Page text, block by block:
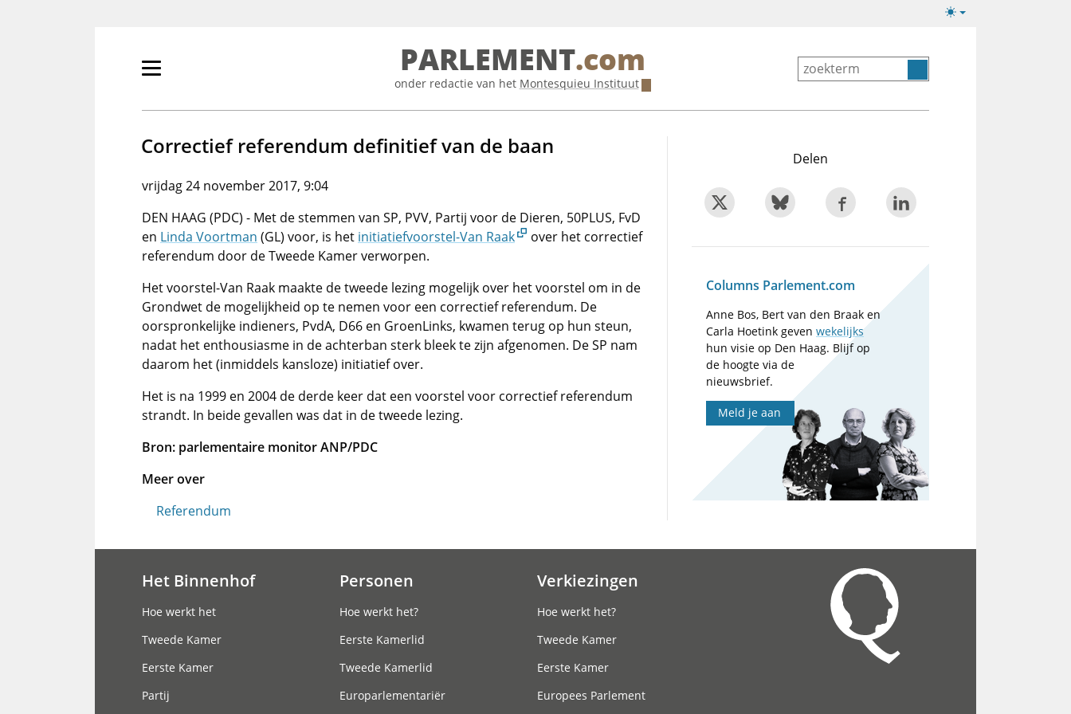
Lichte/donkere
Primair
tonen/verbergen
PARLEMENT.com
onder redactie van het Montesquieu Instituut
Correctief referendum definitief van de baan
vrijdag 24 november 2017, 9:04
DEN HAAG (PDC) - Met de stemmen van SP, PVV, Partij voor de Dieren, 50PLUS, FvD
en Linda Voortman (GL) voor, is het initiatiefvoorstel-Van Raak
over het correctief
referendum door de Tweede Kamer verworpen.
Het voorstel-Van Raak maakte de tweede lezing mogelijk over het voorstel om in de
Grondwet de mogelijkheid op te nemen voor een correctief referendum. De
oorspronkelijke indieners, PvdA, D66 en GroenLinks, kwamen terug op hun steun,
nadat het enthousiasme in de achterban sterk bleek te zijn afgenomen. De SP nam
daarom het (inmiddels kansloze) initiatief over.
Het is na 1999 en 2004 de derde keer dat een voorstel voor correctief referendum
strandt. In beide gevallen was dat in de tweede lezing.
Bron: parlementaire monitor ANP/PDC
Meer over
Referendum
Delen
Columns Parlement.com
Anne Bos, Bert van den Braak en
Carla Hoetink gevenwekelijks
hun visie op Den Haag. Blijf op
de hoogte via de
nieuwsbrief.
Meld je aan
Het Binnenhof
Hoe werkt het
Tweede Kamer
Eerste Kamer
Partij
Personen
Hoe werkt het?
Eerste Kamerlid
Tweede Kamerlid
Europarlementariër
Verkiezingen
Hoe werkt het?
Tweede Kamer
Eerste Kamer
Europees Parlement